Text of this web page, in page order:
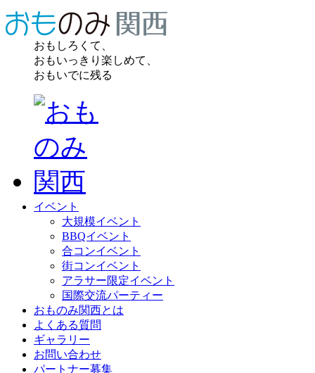
おもしろくて、
おもいっきり楽しめて、
おもいでに残る
イベント
大規模イベント
BBQイベント
合コンイベント
街コンイベント
アラサー限定イベント
国際交流パーティー
おものみ関西とは
よくある質問
ギャラリー
お問い合わせ
パートナー募集